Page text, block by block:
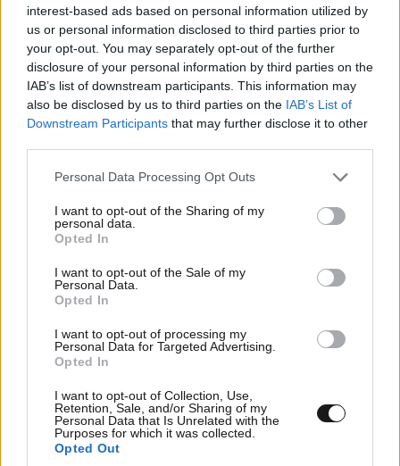
interest-based ads based on personal information utilized by
us or personal information disclosed to third parties prior to
your opt-out. You may separately opt-out of the further
disclosure of your personal information by third parties on the
IAB’s list of downstream participants. This information may
also be disclosed by us to third parties on the IAB’s List of
Downstream Participants that may further disclose it to other
Please note that this website/app uses one or more Google
not limited to your visit or usage behaviour. You may click to
grant or deny consent to Google and its third-party tags to
use your data for below specified purposes in below Google
consent section.
Personal Data Processing Opt Outs
I want to opt-out of the Sharing of my
personal data.
Opted In
I want to opt-out of the Sale of my
Personal Data.
Opted In
I want to opt-out of processing my
Personal Data for Targeted Advertising.
Opted In
I want to opt-out of Collection, Use,
Retention, Sale, and/or Sharing of my
Personal Data that Is Unrelated with the
Purposes for which it was collected.
Opted Out
Βίντεο-ντοκουμέντο από το θανατηφόρο
τροχαίο στις Σέρρες: Η στιγμή που το ΙΧ μπαίνει
και μητέρα